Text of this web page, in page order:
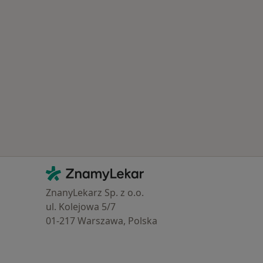
Kontakt
ZnamyLekar - Hlavní stránka
ZnanyLekarz Sp. z o.o.
ul. Kolejowa 5/7
01-217 Warszawa, Polska